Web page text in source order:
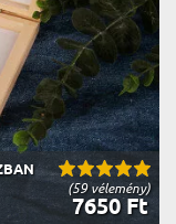
(59 vélemény)
7650 Ft